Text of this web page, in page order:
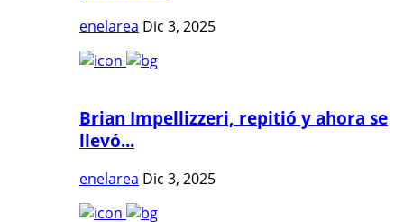
enelarea Dic 3, 2025
Brian Impellizzeri, repitió y ahora se
llevó...
enelarea Dic 3, 2025